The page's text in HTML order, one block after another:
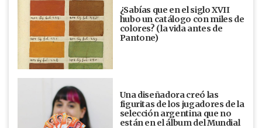
¿Sabías que en el siglo XVII
hubo un catálogo con miles de
colores? (la vida antes de
Pantone)
Una diseñadora creó las
figuritas de los jugadores de la
selección argentina que no
están en el álbum del Mundial